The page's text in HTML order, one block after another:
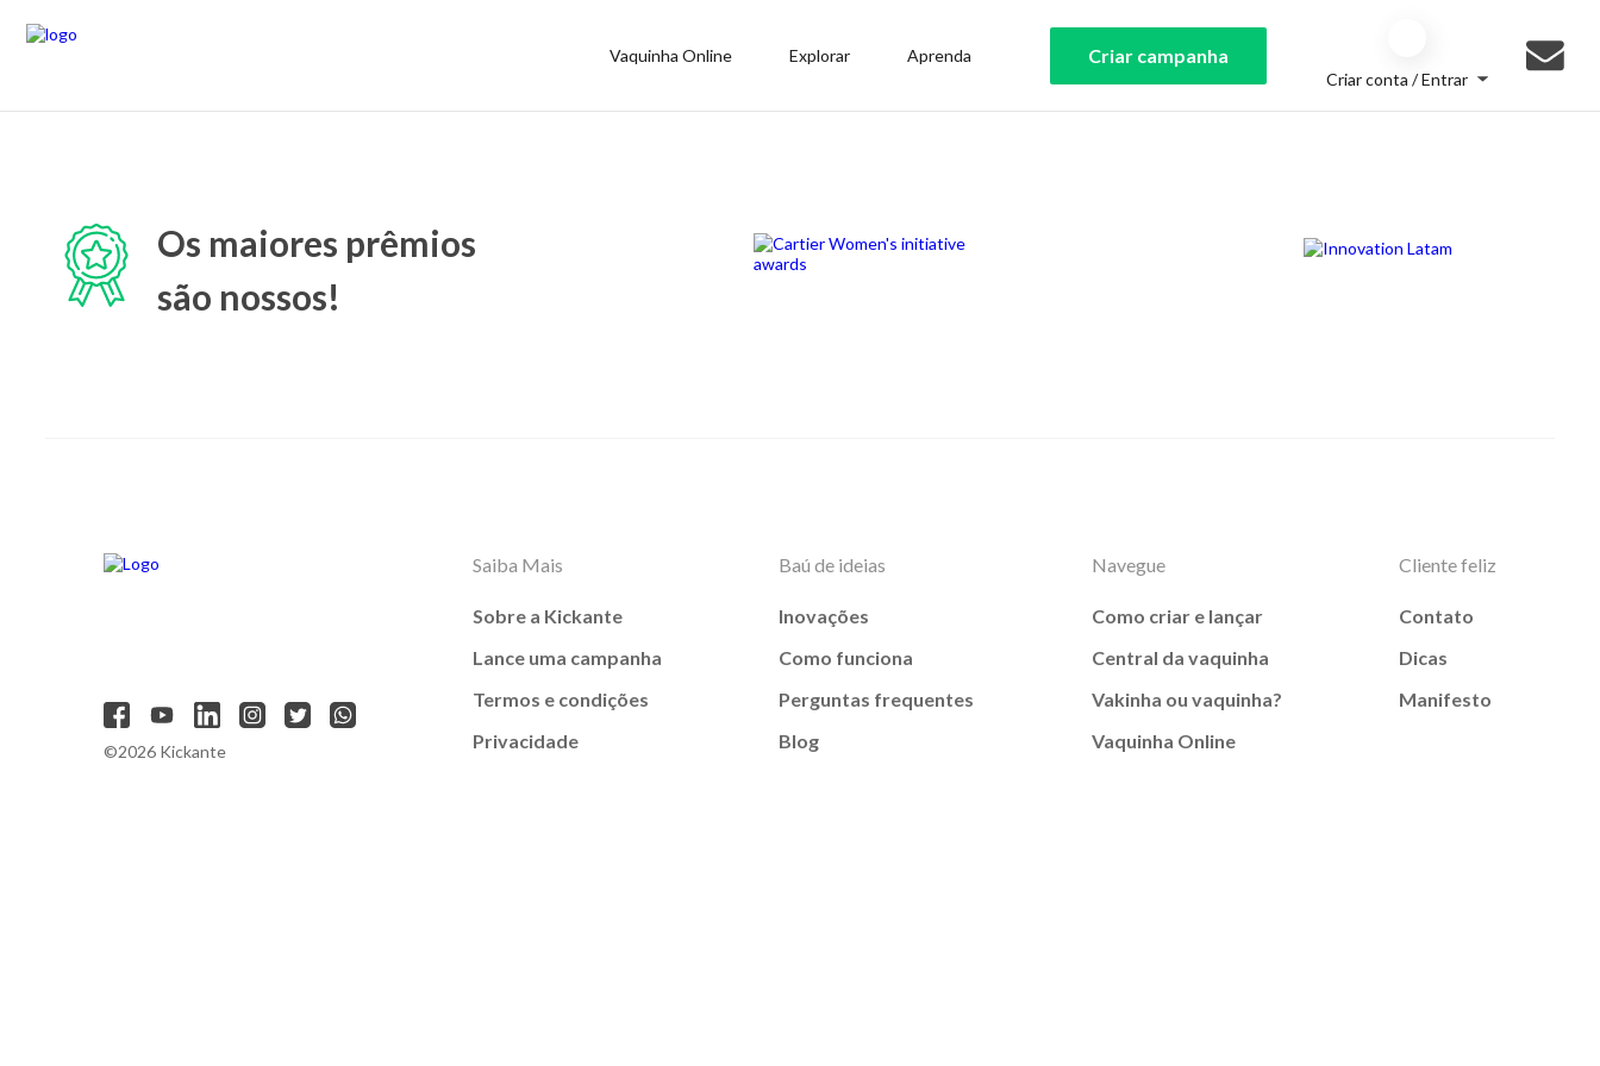
Vaquinha Online Explorar Aprenda Criar campanha
Criar conta / Entrar
Os maiores prêmios
são nossos!
©2026 Kickante
Saiba Mais
Sobre a Kickante
Lance uma campanha
Termos e condições
Privacidade
Baú de ideias
Inovações
Como funciona
Perguntas frequentes
Blog
Navegue
Como criar e lançar
Central da vaquinha
Vakinha ou vaquinha?
Vaquinha Online
Cliente feliz
Contato
Dicas
Manifesto